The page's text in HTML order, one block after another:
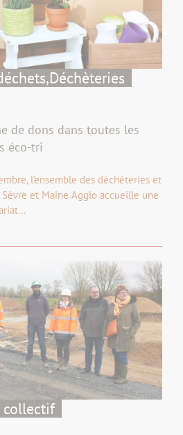
Déchèteries
de dons dans toutes les
éco-tri
l’ensemble des déchèteries et
et Maine Agglo accueille une
collectif